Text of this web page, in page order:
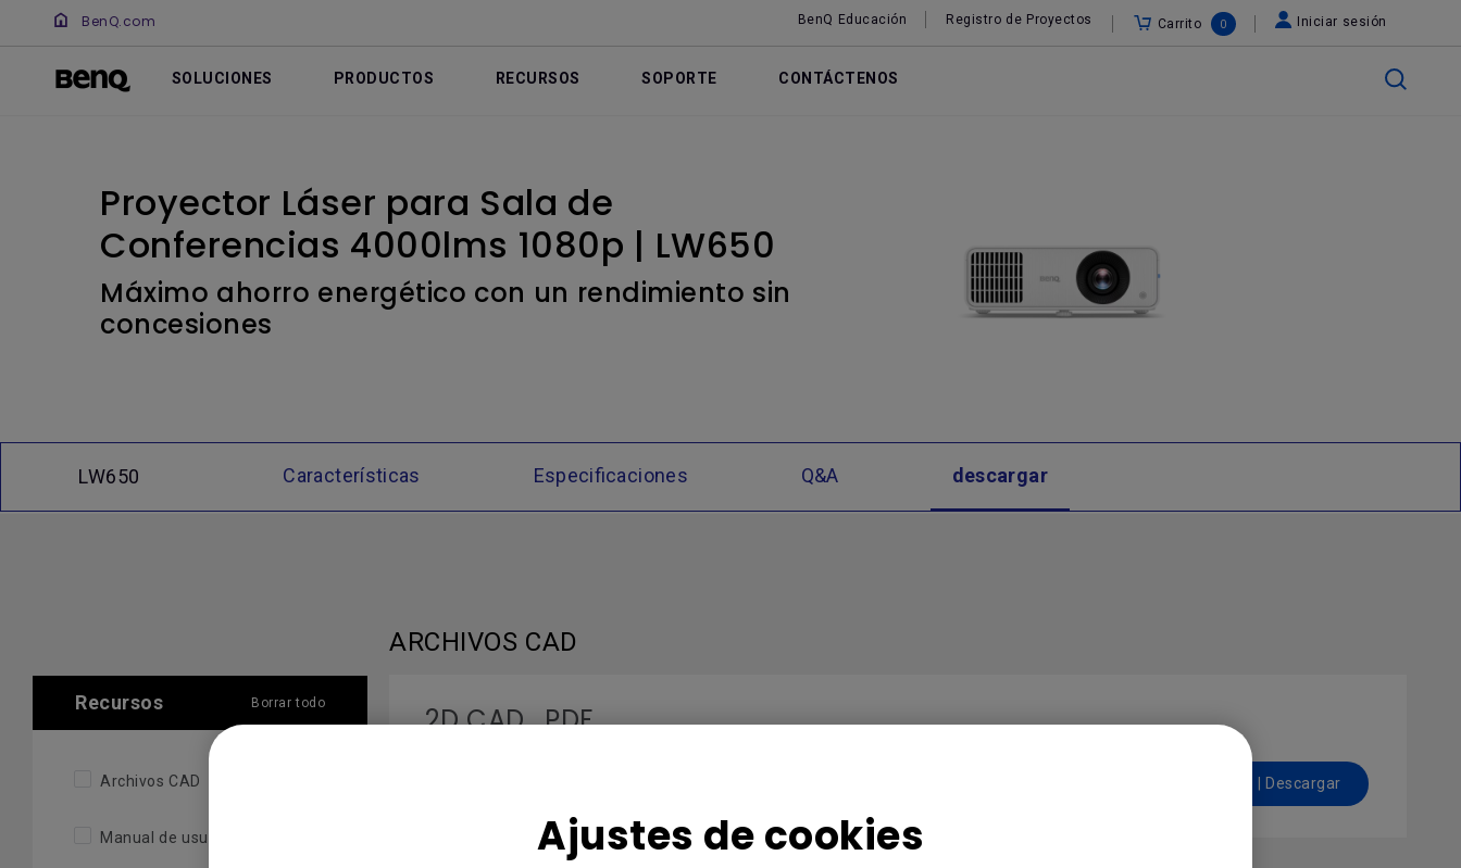
Ajustes de cookies
BenQ.com BenQ Educación Registro de Proyectos Carrito 0 Iniciar sesión
SOLUCIONES PRODUCTOS RECURSOS SOPORTE CONTÁCTENOS
Proyector Láser para Sala de
Conferencias 4000lms 1080p | LW650
Máximo ahorro energético con un rendimiento sin
concesiones
LW650 Características Especificaciones Q&A descargar
Recursos Borrar todo
Archivos CAD
Manual de usuario
ARCHIVOS CAD
2D CAD_PDF
Previsualizar | Descargar